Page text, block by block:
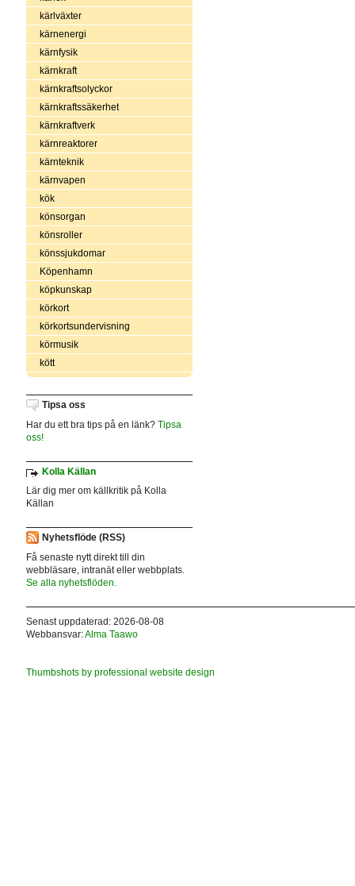
kärlväxter
kärnenergi
kärnfysik
kärnkraft
kärnkraftsolyckor
kärnkraftssäkerhet
kärnkraftverk
kärnreaktorer
kärnteknik
kärnvapen
kök
könsorgan
könsroller
könssjukdomar
Köpenhamn
köpkunskap
körkort
körkortsundervisning
körmusik
kött
Tipsa oss
Har du ett bra tips på en länk? Tipsa
oss!
Kolla Källan
Lär dig mer om källkritik på Kolla
Källan
Nyhetsflöde (RSS)
Få senaste nytt direkt till din
webbläsare, intranät eller webbplats.
Se alla nyhetsflöden.
Senast uppdaterad: 2026-08-08
Webbansvar:Alma Taawo
Thumbshots by professional website design